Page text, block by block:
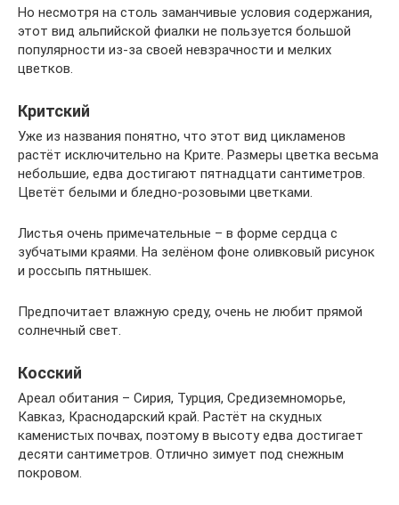
Но несмотря на столь заманчивые условия содержания,
этот вид альпийской фиалки не пользуется большой
популярности из-за своей невзрачности и мелких
цветков.
Критский
Уже из названия понятно, что этот вид цикламенов
растёт исключительно на Крите. Размеры цветка весьма
небольшие, едва достигают пятнадцати сантиметров.
Цветёт белыми и бледно-розовыми цветками.
Листья очень примечательные – в форме сердца с
зубчатыми краями. На зелёном фоне оливковый рисунок
и россыпь пятнышек.
Предпочитает влажную среду, очень не любит прямой
солнечный свет.
Косский
Ареал обитания – Сирия, Турция, Средиземноморье,
Кавказ, Краснодарский край. Растёт на скудных
каменистых почвах, поэтому в высоту едва достигает
десяти сантиметров. Отлично зимует под снежным
покровом.